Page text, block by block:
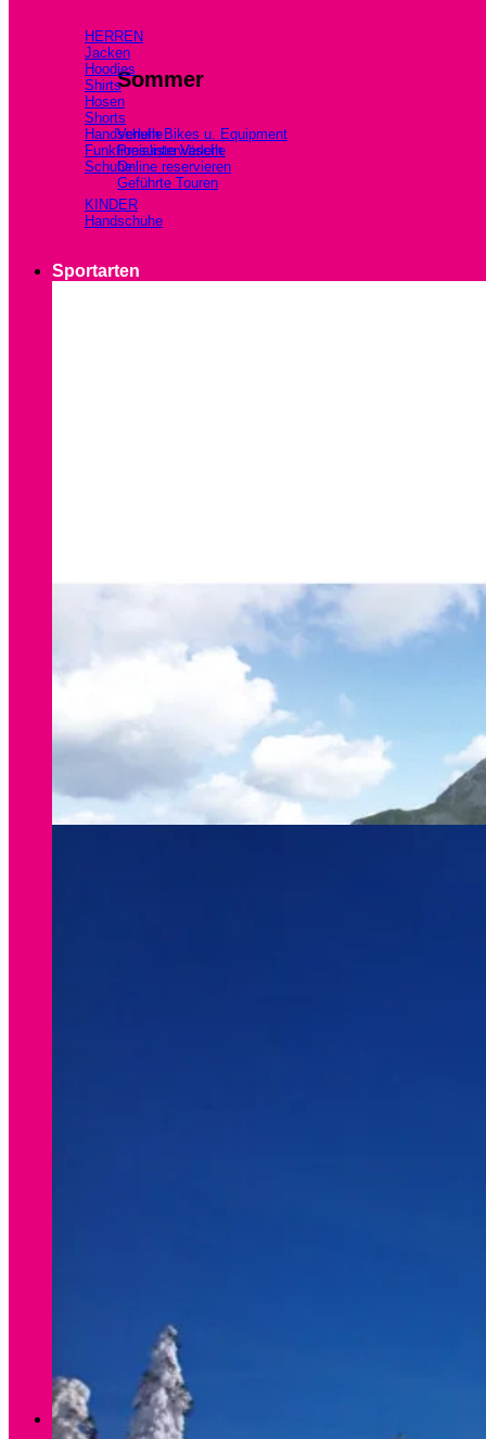
Sommer
Verleih Bikes u. Equipment
Preisliste Verleih
Online reservieren
Geführte Touren
Verleih Winter
HERREN
Jacken
Hoodies
Shirts
Hosen
Shorts
Handschuhe
Funktionsunterwäsche
Schuhe
KINDER
Handschuhe
Sportarten